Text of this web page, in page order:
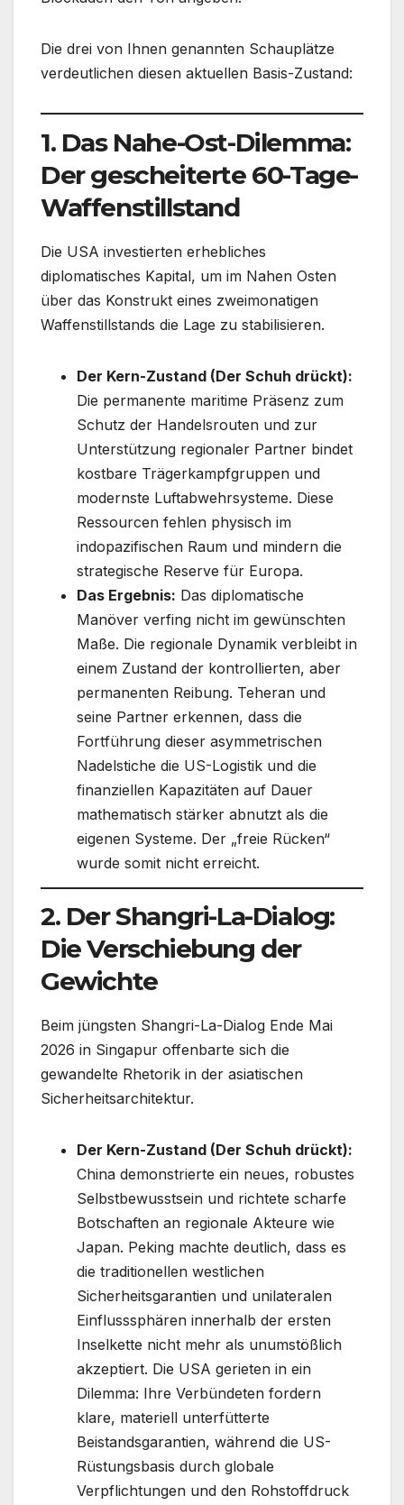
Die drei von Ihnen genannten Schauplätze
verdeutlichen diesen aktuellen Basis-Zustand:
1. Das Nahe-Ost-Dilemma:
Der gescheiterte 60-Tage-
Waffenstillstand
Die USA investierten erhebliches
diplomatisches Kapital, um im Nahen Osten
über das Konstrukt eines zweimonatigen
Waffenstillstands die Lage zu stabilisieren.
Der Kern-Zustand (Der Schuh drückt):
Die permanente maritime Präsenz zum
Schutz der Handelsrouten und zur
Unterstützung regionaler Partner bindet
kostbare Trägerkampfgruppen und
modernste Luftabwehrsysteme. Diese
Ressourcen fehlen physisch im
indopazifischen Raum und mindern die
strategische Reserve für Europa.
Das Ergebnis: Das diplomatische
Manöver verfing nicht im gewünschten
Maße. Die regionale Dynamik verbleibt in
einem Zustand der kontrollierten, aber
permanenten Reibung. Teheran und
seine Partner erkennen, dass die
Fortführung dieser asymmetrischen
Nadelstiche die US-Logistik und die
finanziellen Kapazitäten auf Dauer
mathematisch stärker abnutzt als die
eigenen Systeme. Der „freie Rücken“
wurde somit nicht erreicht.
2. Der Shangri-La-Dialog:
Die Verschiebung der
Gewichte
Beim jüngsten Shangri-La-Dialog Ende Mai
2026 in Singapur offenbarte sich die
gewandelte Rhetorik in der asiatischen
Sicherheitsarchitektur.
Der Kern-Zustand (Der Schuh drückt):
China demonstrierte ein neues, robustes
Selbstbewusstsein und richtete scharfe
Botschaften an regionale Akteure wie
Japan. Peking machte deutlich, dass es
die traditionellen westlichen
Sicherheitsgarantien und unilateralen
Einflusssphären innerhalb der ersten
Inselkette nicht mehr als unumstößlich
akzeptiert. Die USA gerieten in ein
Dilemma: Ihre Verbündeten fordern
klare, materiell unterfütterte
Beistandsgarantien, während die US-
Rüstungsbasis durch globale
Verpflichtungen und den Rohstoffdruck